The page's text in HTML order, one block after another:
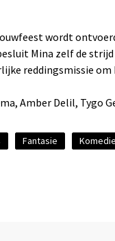
wordt
Mina zelf de
reddingsmissie
Amber Delil, Tygo
Fantasie
Komedie